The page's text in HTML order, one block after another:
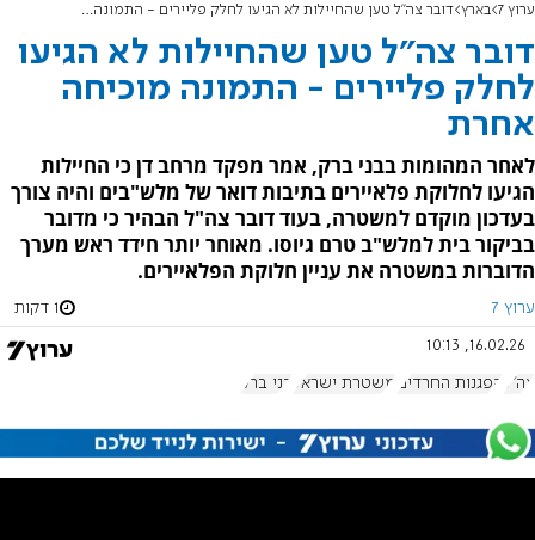
ערוץ 7 בארץ דובר צה"ל טען שהחיילות לא הגיעו לחלק פליירים - התמונה מוכיחה אחרת
דובר צה"ל טען שהחיילות לא הגיעו
לחלק פליירים - התמונה מוכיחה
אחרת
לאחר המהומות בבני ברק, אמר מפקד מרחב דן כי החיילות
הגיעו לחלוקת פלאיירים בתיבות דואר של מלש"בים והיה צורך
בעדכון מוקדם למשטרה, בעוד דובר צה"ל הבהיר כי מדובר
בביקור בית למלש"ב טרם גיוסו. מאוחר יותר חידד ראש מערך
הדוברות במשטרה את עניין חלוקת הפלאיירים.
ערוץ 7 1 דקות
16.02.26, 10:13
צה"ל הפגנות החרדים משטרת ישראל בני ברק